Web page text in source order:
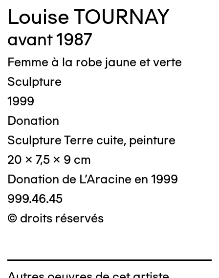
Louise TOURNAY
avant 1987
Femme à la robe jaune et verte
Sculpture
1999
Donation
Sculpture Terre cuite, peinture
20 x 7,5 x 9 cm
Donation de L'Aracine en 1999
999.46.45
© droits réservés